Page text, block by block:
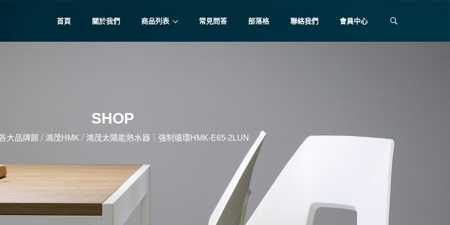
首頁 關於我們 商品列表 常見問答 部落格 聯絡我們 會員中心
SHOP
大品牌館 / 鴻茂HMK / 鴻茂太陽能熱水器｜強制循環HMK-E65-2LUN